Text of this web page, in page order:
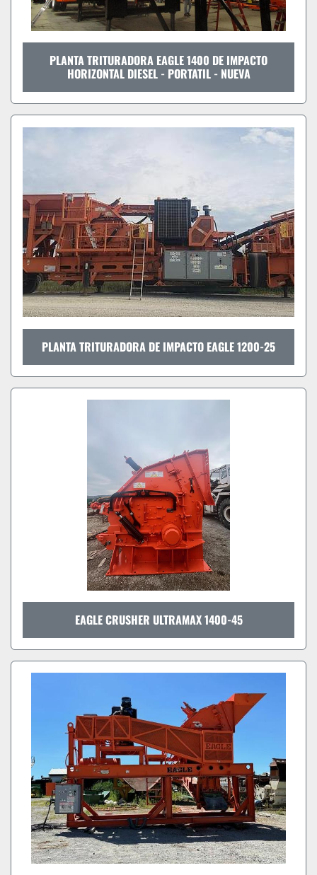
PLANTA TRITURADORA EAGLE 1400 DE IMPACTO
HORIZONTAL DIESEL - PORTATIL - NUEVA
PLANTA TRITURADORA DE IMPACTO EAGLE 1200-25
EAGLE CRUSHER ULTRAMAX 1400-45